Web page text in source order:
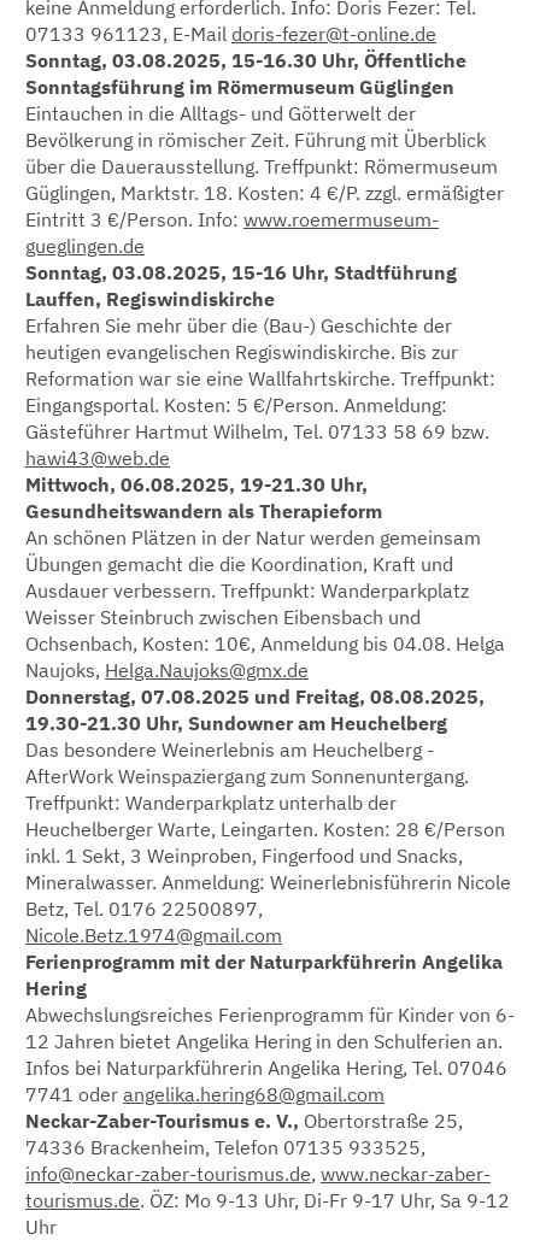
keine Anmeldung erforderlich. Info: Doris Fezer: Tel.
07133 961123, E-Mail doris-fezer@t-online.de
Sonntag, 03.08.2025, 15-16.30 Uhr, Öffentliche
Sonntagsführung im Römermuseum Güglingen
Eintauchen in die Alltags- und Götterwelt der
Bevölkerung in römischer Zeit. Führung mit Überblick
über die Dauerausstellung. Treffpunkt: Römermuseum
Güglingen, Marktstr. 18. Kosten: 4 €/P. zzgl. ermäßigter
Eintritt 3 €/Person. Info: www.roemermuseum-
gueglingen.de
Sonntag, 03.08.2025, 15-16 Uhr, Stadtführung
Lauffen, Regiswindiskirche
Erfahren Sie mehr über die (Bau-) Geschichte der
heutigen evangelischen Regiswindiskirche. Bis zur
Reformation war sie eine Wallfahrtskirche. Treffpunkt:
Eingangsportal. Kosten: 5 €/Person. Anmeldung:
Gästeführer Hartmut Wilhelm, Tel. 07133 58 69 bzw.
hawi43@web.de
Mittwoch, 06.08.2025, 19-21.30 Uhr,
Gesundheitswandern als Therapieform
An schönen Plätzen in der Natur werden gemeinsam
Übungen gemacht die die Koordination, Kraft und
Ausdauer verbessern. Treffpunkt: Wanderparkplatz
Weisser Steinbruch zwischen Eibensbach und
Ochsenbach, Kosten: 10€, Anmeldung bis 04.08. Helga
Naujoks, Helga.Naujoks@gmx.de
Donnerstag, 07.08.2025 und Freitag, 08.08.2025,
19.30-21.30 Uhr, Sundowner am Heuchelberg
Das besondere Weinerlebnis am Heuchelberg -
AfterWork Weinspaziergang zum Sonnenuntergang.
Treffpunkt: Wanderparkplatz unterhalb der
Heuchelberger Warte, Leingarten. Kosten: 28 €/Person
inkl. 1 Sekt, 3 Weinproben, Fingerfood und Snacks,
Mineralwasser. Anmeldung: Weinerlebnisführerin Nicole
Betz, Tel. 0176 22500897,
Nicole.Betz.1974@gmail.com
Ferienprogramm mit der Naturparkführerin Angelika
Hering
Abwechslungsreiches Ferienprogramm für Kinder von 6-
12 Jahren bietet Angelika Hering in den Schulferien an.
Infos bei Naturparkführerin Angelika Hering, Tel. 07046
7741 oder angelika.hering68@gmail.com
Neckar-Zaber-Tourismus e. V., Obertorstraße 25,
74336 Brackenheim, Telefon 07135 933525,
info@neckar-zaber-tourismus.de, www.neckar-zaber-
tourismus.de. ÖZ: Mo 9-13 Uhr, Di-Fr 9-17 Uhr, Sa 9-12
Uhr